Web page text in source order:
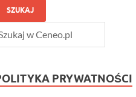
SZUKAJ
PRYWATNOŚCI